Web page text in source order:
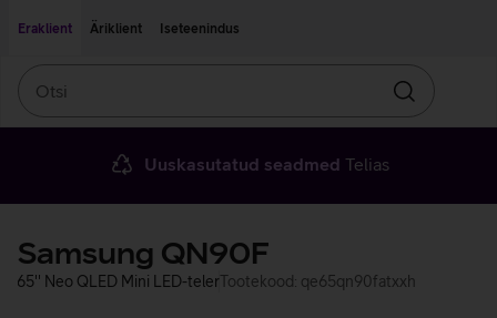
Eraklient
Äriklient Iseteenindus
Otsin
Uuskasutatud seadmed Telias
Samsung QN90F
65'' Neo QLED Mini LED-telerTootekood: qe65qn90fatxxh